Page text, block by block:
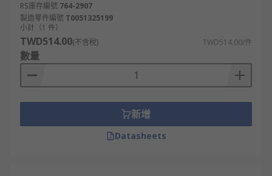
RS庫存編號 764-2907
製造零件編號 T0051325199
小計（1 件）
TWD514.00(不含稅) TWD514.00/件
數量
新增
Datasheets